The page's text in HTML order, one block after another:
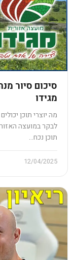
סיכום סיור
מגידו
לבקר במועצה
תוכן נכח…
12/04/2025